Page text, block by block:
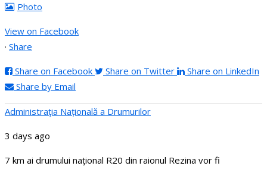
Photo
View on Facebook
· Share
Share on Facebook Share on Twitter
Share on LinkedIn
Share by Email
Administraţia Națională a Drumurilor
3 days ago
7 km ai drumului național R20 din raionul Rezina vor fi